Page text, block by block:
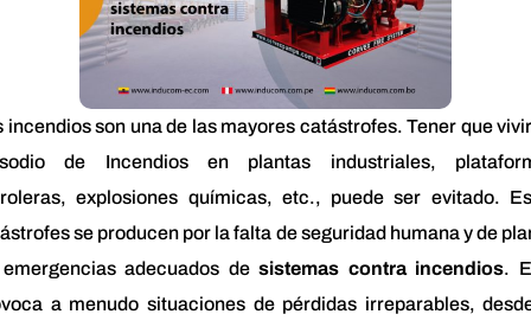
incendios son una de las mayores catástrofes. Tener que
de Incendios en plantas industriales,
explosiones químicas, etc., puede ser evitado.
se producen por la falta de seguridad humana y de
adecuados desistemas contra incendios.
a menudo situaciones de pérdidas irreparables,